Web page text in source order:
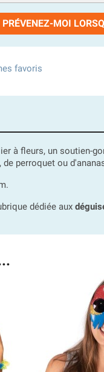
PRÉVENEZ-MOI
favoris
à fleurs, un soutien-
perroquet ou
dédiée aux